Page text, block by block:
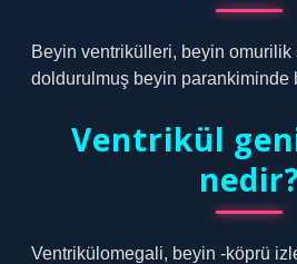
Beyin ventrikülleri, beyin omurilik
doldurulmuş beyin parankiminde
Ventrikül
Ventrikülomegali, beyin -köprü